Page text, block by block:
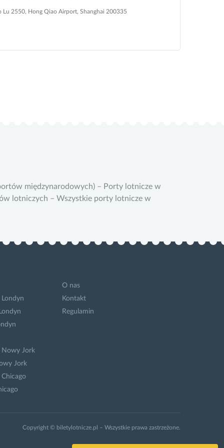
Lu 2550, Hong Qiao Airport, Shanghai 200335
międzynarodowych) – Porty lotnicze w
lotniczych – Wszystkie porty lotnicze w
Londyn
Nowy Jork
Jork
O nas
Kontakt
Regulamin
Copyright © biletylotnicze.pl – Wszystkie prawa zastrzeżone.